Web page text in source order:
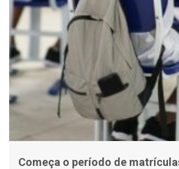
Começa o período de